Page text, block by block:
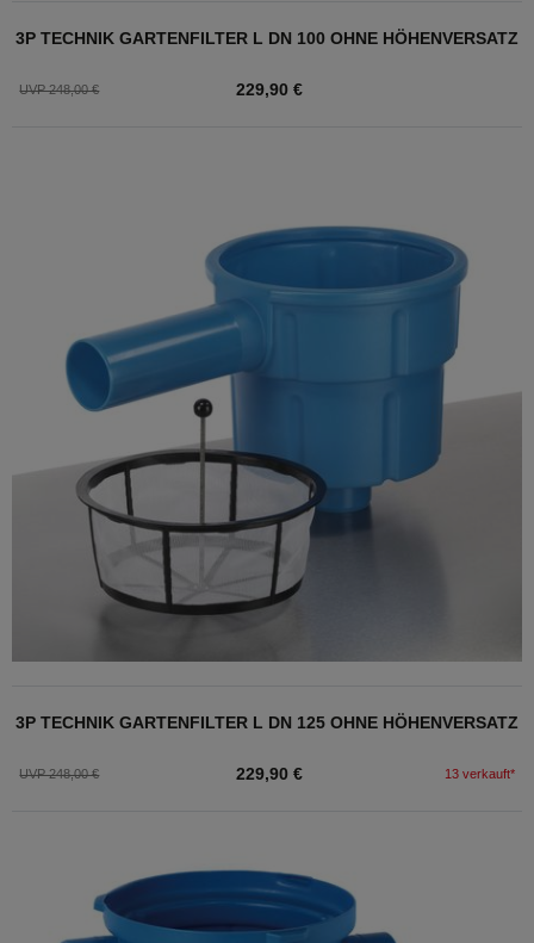
3P TECHNIK GARTENFILTER L DN 100 OHNE HÖHENVERSATZ
UVP 248,00 € 229,90 €
3P TECHNIK GARTENFILTER L DN 125 OHNE HÖHENVERSATZ
UVP 248,00 € 229,90 € 13 verkauft*